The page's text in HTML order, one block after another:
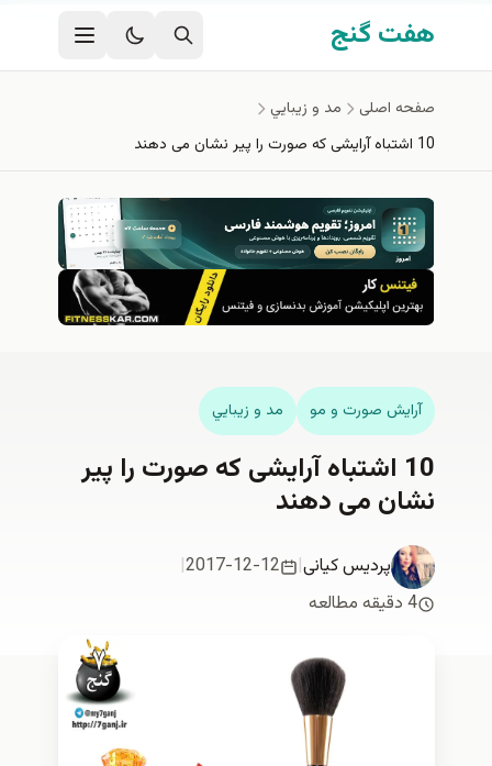
رفتن به محتوای اصلی
هفت گنج
صفحه اصلی
مد و زيبايي
10 اشتباه آرایشی که صورت را پیر نشان می دهند
آرايش صورت و مو مد و زيبايي
10 اشتباه آرایشی که صورت را پیر
نشان می دهند
پردیس کیانی|
2017-12-12
|
4 دقیقه مطالعه